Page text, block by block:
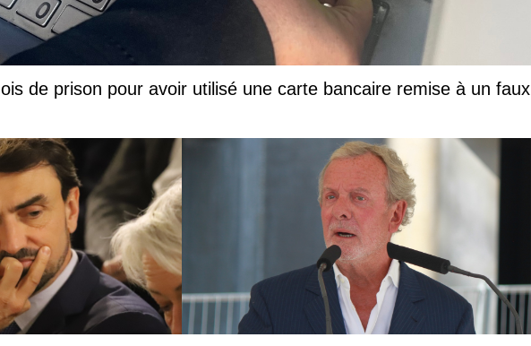
de prison pour avoir utilisé une carte bancaire remise à un faux